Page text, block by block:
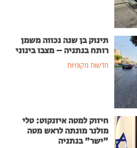
תינוק בן שנה נכווה משמן
רותח בנתניה – מצבו בינוני
חדשות מקומיות
חיזוק למטה איזנקוט: טלי
מולנר מונתה לראש מטה
"ישר" בנתניה